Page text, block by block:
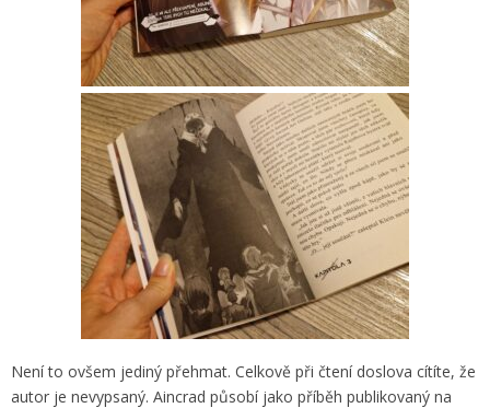
Není to ovšem jediný přehmat. Celkově při čtení doslova cítíte, že
autor je nevypsaný. Aincrad působí jako příběh publikovaný na